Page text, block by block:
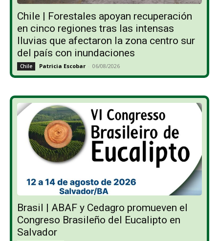
Chile | Forestales apoyan recuperación
en cinco regiones tras las intensas
lluvias que afectaron la zona centro sur
del país con inundaciones
Chile Patricia Escobar - 06/08/2026
Brasil | ABAF y Cedagro promueven el
Congreso Brasileño del Eucalipto en
Salvador